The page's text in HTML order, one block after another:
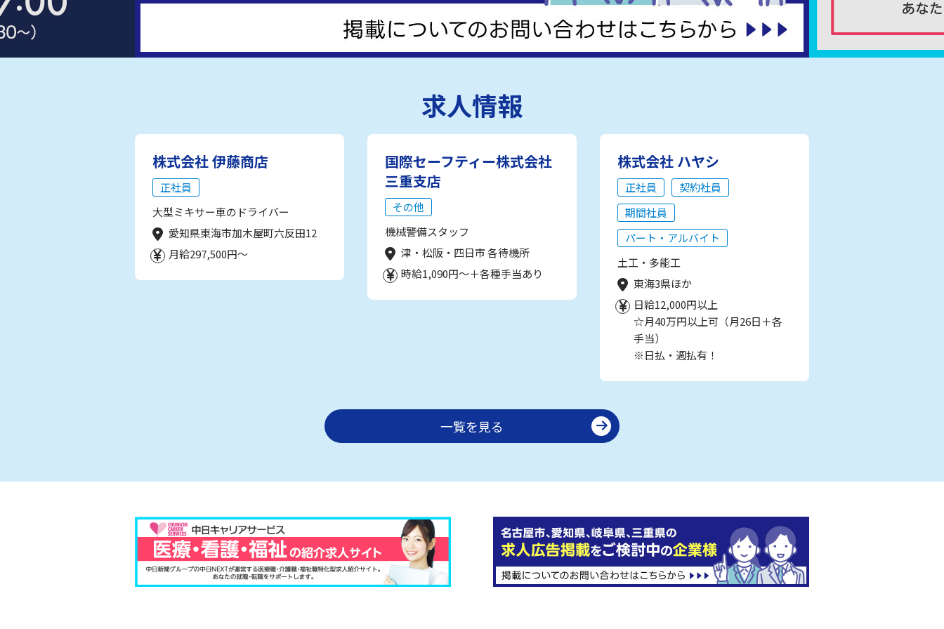
求人情報
株式会社 伊藤商店
正社員
大型ミキサー車のドライバー
愛知県東海市加木屋町六反田12
月給297,500円～
国際セーフティー株式会社
三重支店
その他
機械警備スタッフ
津・松阪・四日市 各待機所
時給1,090円～＋各種手当あり
株式会社 ハヤシ
正社員
契約社員
期間社員
パート・アルバイト
土工・多能工
東海3県ほか
日給12,000円以上
☆月40万円以上可（月26日＋各
手当）
※日払・週払有！
一覧を見る